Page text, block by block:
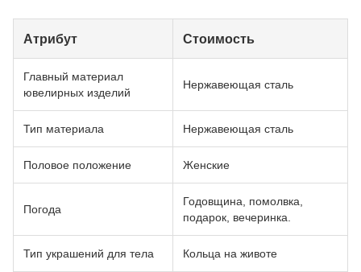
Атрибут Стоимость
Главный материал
ювелирных изделий
Нержавеющая сталь
Тип материала Нержавеющая сталь
Половое положение Женские
Погода
Годовщина, помолвка,
подарок, вечеринка.
Тип украшений для тела Кольца на животе